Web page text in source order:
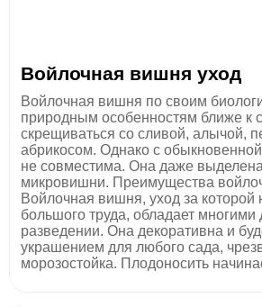
Войлочная вишня уход
Войлочная вишня по своим
природным особенностям ближе к
скрещиваться со сливой, алычой,
абрикосом. Однако с
не совместима. Она даже
микровишни. Преимущества
Войлочная вишня, уход за которой
большого труда, обладает многими
разведении. Она декоративна и
украшением для любого сада,
морозостойка. Плодоносить